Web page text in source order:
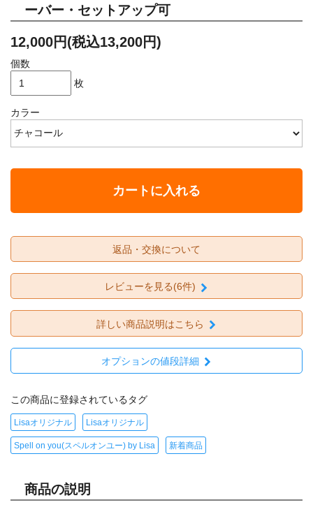
ーバー・セットアップ可
12,000円(税込13,200円)
個数
枚
カラー
カートに入れる
返品・交換について
レビューを見る(6件)
詳しい商品説明はこちら
オプションの値段詳細
この商品に登録されているタグ
Lisaオリジナル Lisaオリジナル
Spell on you(スペルオンユー) by Lisa 新着商品
商品の説明